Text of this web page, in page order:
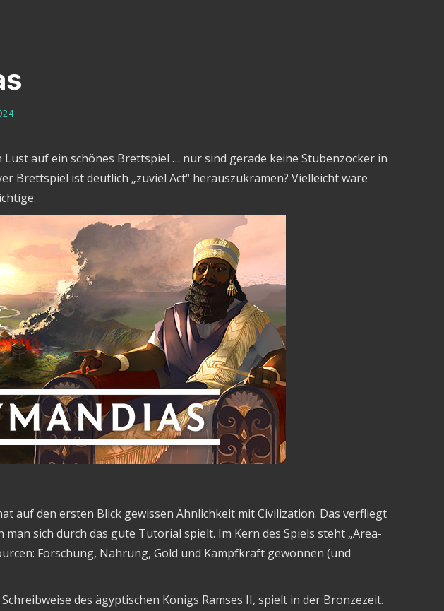
auf ein schönes Brettspiel … nur sind gerade keine Stubenzocker in
Brettspiel ist deutlich „zuviel Act“ herauszukramen? Vielleicht wäre
auf den ersten Blick gewissen Ähnlichkeit mit Civilization. Das verfliegt
sich durch das gute Tutorial spielt. Im Kern des Spiels steht „Area-
Forschung, Nahrung, Gold und Kampfkraft gewonnen (und
des ägyptischen Königs Ramses II, spielt in der Bronzezeit.